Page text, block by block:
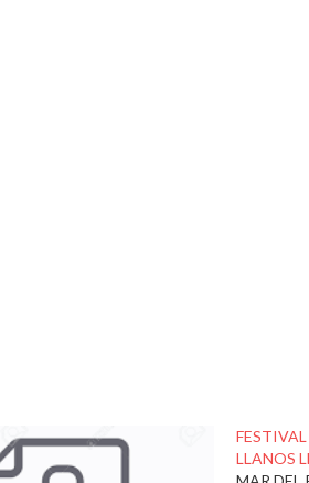
LLANOS